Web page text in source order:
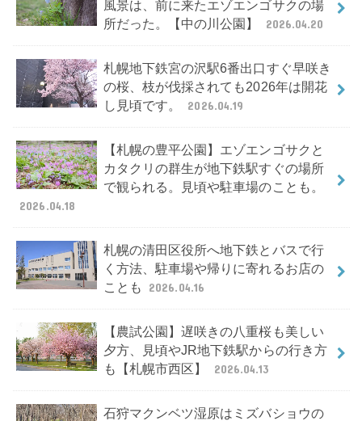
風景は、前に来たエゾエンゴサクの場
所だった。【中の川公園】
2026.04.20
札幌地下鉄宮の沢駅6番出口すぐ早咲き
の桜、枝が伐採されても2026年は開花
し見頃です。
2026.04.19
【札幌の豊平公園】エゾエンゴサクと
カタクリの群生が地下鉄駅すぐの場所
で観られる。見頃や駐車場のことも。
2026.04.18
札幌の清田区役所へ地下鉄とバスで行
く方法、駐車場や帰りに寄れるお店の
ことも
2026.04.16
【農試公園】遅咲きの八重桜も美しい
夕方、見頃やJR地下鉄駅からの行き方
も【札幌市西区】
2026.04.13
石狩マクンベツ湿原はミズバショウの